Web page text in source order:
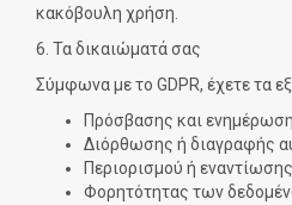
κακόβουλη χρήση.
6. Τα δικαιώματά σας
Σύμφωνα με το GDPR, έχετε τα
Πρόσβασης και
Διόρθωσης ή διαγραφής
Περιορισμού ή
Φορητότητας των